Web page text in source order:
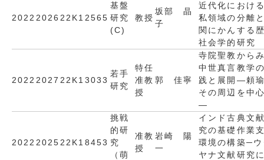
2022 2026 22K12565
基盤
研究
(C)
教授
坂部 晶
子
近代化におけ
私領域の分離
関にかんする
社会学的研究
2022 2027 22K13033
若手
研究
特任
准教
授
郭 佳寧
寺院聖教から
中世真言教学
践と展開―頼
その周辺を中
―
2022 2025 22K18453
挑戦
的研
究
（萌
准教
授
岩崎 陽
一
インド古典文
究の基礎作業
環境の構築─
ヤナ文献研究